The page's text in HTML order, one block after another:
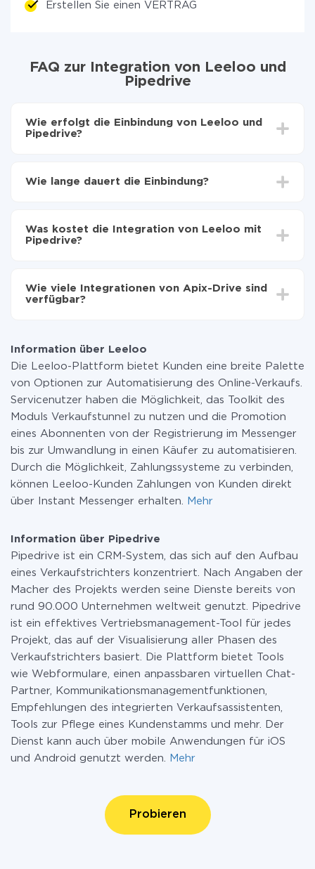
Erstellen Sie einen VERTRAG
FAQ zur Integration von Leeloo und
Pipedrive
Wie erfolgt die Einbindung von Leeloo und
Pipedrive?
übertragen
auf Pipedrive übertragen
Wie lange dauert die Einbindung?
Im Durchschnitt dauert es 10-15 Minuten.
Was kostet die Integration von Leeloo mit
Pipedrive?
zahlen nur für die Datenmenge, die über unseren
Service von einem System auf ein anderes übertragen
Weitere Informationen zu
Wie viele Integrationen von Apix-Drive sind
verfügbar?
Information über Leeloo
Die Leeloo-Plattform bietet Kunden eine breite Palette
von Optionen zur Automatisierung des Online-Verkaufs.
Servicenutzer haben die Möglichkeit, das Toolkit des
Moduls Verkaufstunnel zu nutzen und die Promotion
eines Abonnenten von der Registrierung im Messenger
bis zur Umwandlung in einen Käufer zu automatisieren.
Durch die Möglichkeit, Zahlungssysteme zu verbinden,
können Leeloo-Kunden Zahlungen von Kunden direkt
über Instant Messenger erhalten.
Mehr
Information über Pipedrive
Pipedrive ist ein CRM-System, das sich auf den Aufbau
eines Verkaufstrichters konzentriert. Nach Angaben der
Macher des Projekts werden seine Dienste bereits von
rund 90.000 Unternehmen weltweit genutzt. Pipedrive
ist ein effektives Vertriebsmanagement-Tool für jedes
Projekt, das auf der Visualisierung aller Phasen des
Verkaufstrichters basiert. Die Plattform bietet Tools
wie Webformulare, einen anpassbaren virtuellen Chat-
Partner, Kommunikationsmanagementfunktionen,
Empfehlungen des integrierten Verkaufsassistenten,
Tools zur Pflege eines Kundenstamms und mehr. Der
Dienst kann auch über mobile Anwendungen für iOS
und Android genutzt werden.
Mehr
Probieren